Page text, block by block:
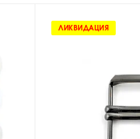
ЛИКВИДАЦИЯ